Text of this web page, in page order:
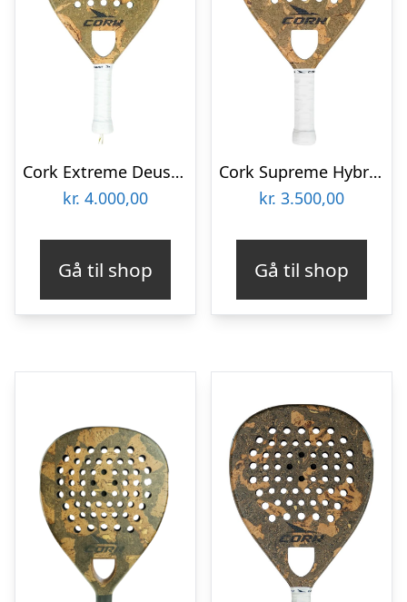
Cork Extreme Deus II Padelbat
kr. 4.000,00
Gå til shop
Cork Supreme Hybrid IV Padelbat
kr. 3.500,00
Gå til shop